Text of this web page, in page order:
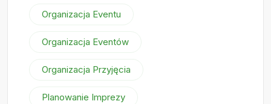
Organizacja Eventu
Organizacja Eventów
Organizacja Przyjęcia
Planowanie Imprezy